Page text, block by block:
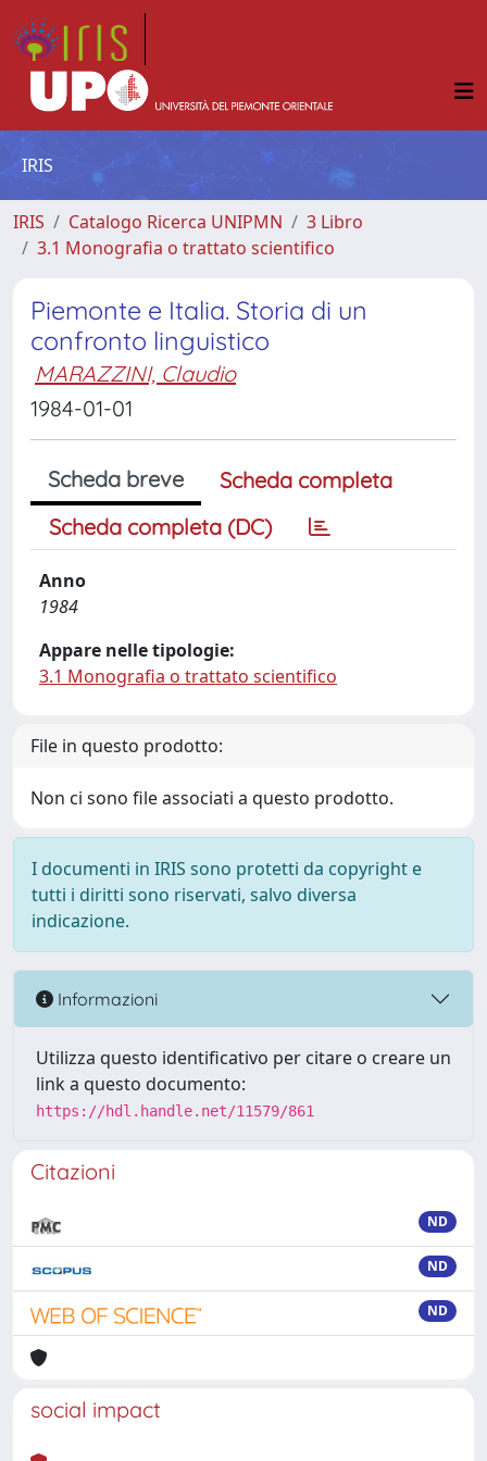
IRIS
IRIS Catalogo Ricerca UNIPMN
3 Libro
3.1 Monografia o trattato scientifico
Piemonte e Italia. Storia di un
confronto linguistico
MARAZZINI, Claudio
1984-01-01
Scheda breve
Scheda completa
Scheda completa (DC)
Anno
1984
Appare nelle tipologie:
3.1 Monografia o trattato scientifico
File in questo prodotto:
Non ci sono file associati a questo prodotto.
I documenti in IRIS sono protetti da copyright e
tutti i diritti sono riservati, salvo diversa
indicazione.
Informazioni
Utilizza questo identificativo per citare o creare un
link a questo documento:
https://hdl.handle.net/11579/861
Citazioni
ND
ND
ND
social impact